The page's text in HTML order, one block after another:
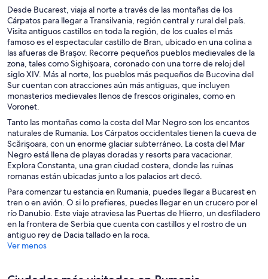
Desde Bucarest, viaja al norte a través de las montañas de los
Cárpatos para llegar a Transilvania, región central y rural del país.
Visita antiguos castillos en toda la región, de los cuales el más
famoso es el espectacular castillo de Bran, ubicado en una colina a
las afueras de Braşov. Recorre pequeños pueblos medievales de la
zona, tales como Sighişoara, coronado con una torre de reloj del
siglo XIV. Más al norte, los pueblos más pequeños de Bucovina del
Sur cuentan con atracciones aún más antiguas, que incluyen
monasterios medievales llenos de frescos originales, como en
Voronet.
Tanto las montañas como la costa del Mar Negro son los encantos
naturales de Rumania. Los Cárpatos occidentales tienen la cueva de
Scărişoara, con un enorme glaciar subterráneo. La costa del Mar
Negro está llena de playas doradas y resorts para vacacionar.
Explora Constanta, una gran ciudad costera, donde las ruinas
romanas están ubicadas junto a los palacios art decó.
Para comenzar tu estancia en Rumania, puedes llegar a Bucarest en
tren o en avión. O si lo prefieres, puedes llegar en un crucero por el
río Danubio. Este viaje atraviesa las Puertas de Hierro, un desfiladero
en la frontera de Serbia que cuenta con castillos y el rostro de un
antiguo rey de Dacia tallado en la roca.
Ver menos